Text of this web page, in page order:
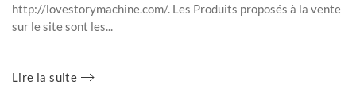
http://lovestorymachine.com/. Les Produits proposés à la vente
sur le site sont les...
Lire la suite